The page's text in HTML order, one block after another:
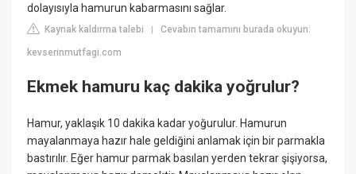
dolayısıyla hamurun kabarmasını sağlar.
Kaynak kaldırma talebi |Cevabın tamamını burada okuyun:
kevserinmutfagi.com
Ekmek hamuru kaç dakika yoğrulur?
Hamur, yaklaşık 10 dakika kadar yoğurulur. Hamurun
mayalanmaya hazır hale geldiğini anlamak için bir parmakla
bastırılır. Eğer hamur parmak basılan yerden tekrar şişiyorsa,